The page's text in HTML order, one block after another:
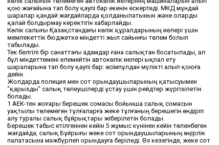
қою жағайына тап болу қаупі бар екенін ескертеді. МКД мұндай
шаралар қандай жағдайларда қолданылатынын және оларды
қалай болдырмау керектігін хабарлайды.
Көлік салығы Қазақстандағы көлік құралдарының иелері үшін
мемлекеттік бюджетке міндетті жыл сайынғы төлем болып
табылады.
Тек белгілі бір санаттағы адамдар ғана салықтан босатылады, ал
бұл міндеттемені елемейтін автокөлік иелері ықпал ету
шараларына тап болу қаупі бар: өсімпұлдан мүлікті алып қоюға
дейін.
Жолдарда полиция мен сот орындаушыларының қатысуымен
"қарызды" салық төлеушілерді ұстау үшін рейдтер жүргізілетін
болады.
1 АЕК-тен жоғары берешек сомасы бойынша салық сомасын
уақтылы төлемеген тұлғаларға жеке тұлғаның берешегін өндіріп
алу туралы салық бұйрықтары жіберілетін болады.
Берешек табыс етілгеннен кейін 5 жұмыс күнінен кейін төленбеген
жағдайда, салық Бұйрығы жеке сот орындаушыларының өңірлік
палатасына мәжбүрлеп орындауға беріледі. Өз кезегінде, жеке сот